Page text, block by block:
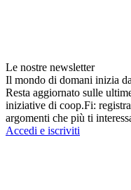
Le nostre newsletter
Il mondo di domani inizia
Resta aggiornato sulle
iniziative di coop.Fi:
argomenti che più ti
Accedi e iscriviti